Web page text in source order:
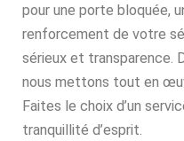
pour une porte bloquée,
renforcement de votre
sérieux et transparence.
nous mettons tout en
Faites le choix d’un
tranquillité d’esprit.